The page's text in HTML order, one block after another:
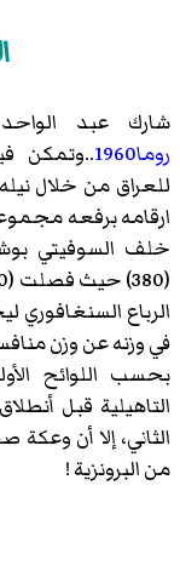
شارك عبد
روما1960
..وتمكن
خلف السوفيتي بوشوييف (397.5)
الرباع السنغافوري
في وزنه عن وزن
بحسب اللوائح
التاهيلية قبل
الثاني، إلا أن
من البرونزية !